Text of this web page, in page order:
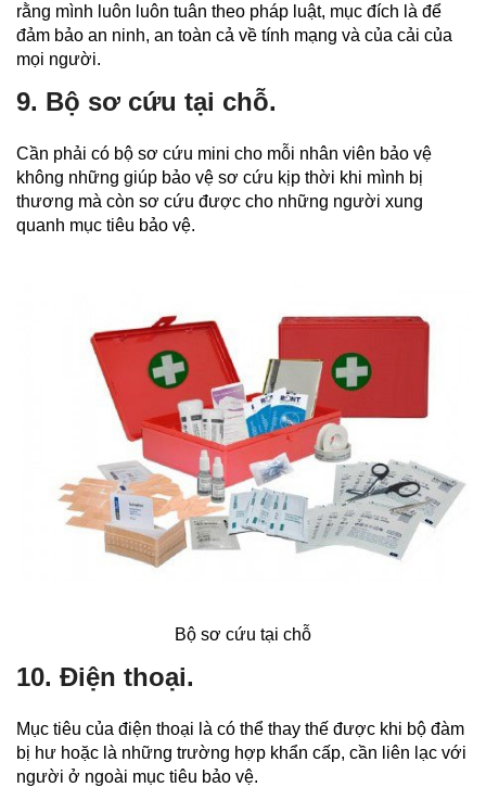
rằng mình luôn luôn tuân theo pháp luật, mục đích là để
đảm bảo an ninh, an toàn cả về tính mạng và của cải của
mọi người.
9. Bộ sơ cứu tại chỗ.
Cần phải có bộ sơ cứu mini cho mỗi nhân viên bảo vệ
không những giúp bảo vệ sơ cứu kịp thời khi mình bị
thương mà còn sơ cứu được cho những người xung
quanh mục tiêu bảo vệ.
Bộ sơ cứu tại chỗ
10. Điện thoại.
Mục tiêu của điện thoại là có thể thay thế được khi bộ đàm
bị hư hoặc là những trường hợp khẩn cấp, cần liên lạc với
người ở ngoài mục tiêu bảo vệ.